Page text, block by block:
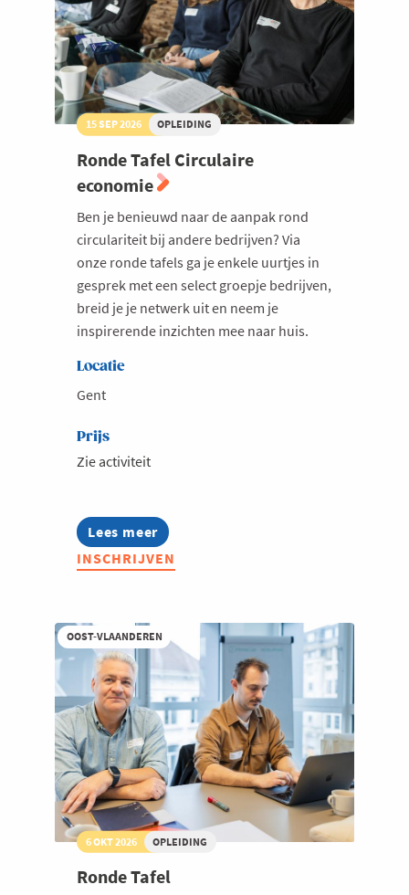
15 SEP 2026 OPLEIDING
Ronde Tafel Circulaire
economie
Ben je benieuwd naar de aanpak rond
circulariteit bij andere bedrijven? Via
onze ronde tafels ga je enkele uurtjes in
gesprek met een select groepje bedrijven,
breid je je netwerk uit en neem je
inspirerende inzichten mee naar huis.
Locatie
Gent
Prijs
Zie activiteit
Lees meer
about
Ronde
Tafel
INSCHRIJVEN
OOST-VLAANDEREN
6 OKT 2026 OPLEIDING
Ronde Tafel